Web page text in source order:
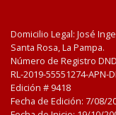
Domicilio Legal: José
Santa Rosa, La Pampa.
Número de Registro
RL-2019-55551274-APN-
Edición # 9418
Fecha de Edición: 7/08/